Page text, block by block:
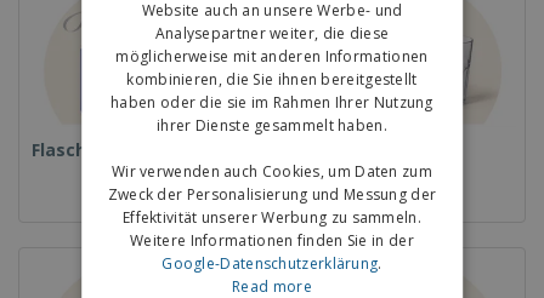
Flaschen
Website auch an unsere Werbe- und
Analysepartner weiter, die diese
möglicherweise mit anderen Informationen
kombinieren, die Sie ihnen bereitgestellt
haben oder die sie im Rahmen Ihrer Nutzung
ihrer Dienste gesammelt haben.
Wir verwenden auch Cookies, um Daten zum
Zweck der Personalisierung und Messung der
Effektivität unserer Werbung zu sammeln.
Weitere Informationen finden Sie in der
Google-Datenschutzerklärung.
Read more